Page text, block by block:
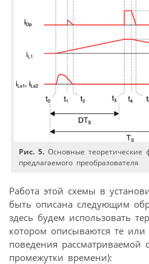
Рис. 5. Основные теоретические
предлагаемого преобразователя
Работа этой схемы в
быть описана следующим
здесь будем использовать
котором описываются те
поведения
промежутки времени):